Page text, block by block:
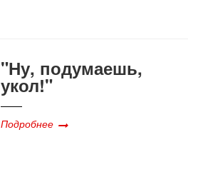
"Ну, подумаешь,
укол!"
Подробнее